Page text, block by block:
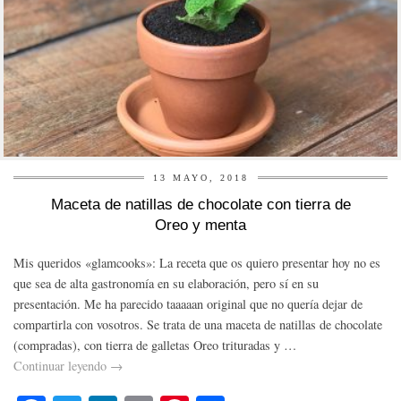
13 MAYO, 2018
Maceta de natillas de chocolate con tierra de
Oreo y menta
Mis queridos «glamcooks»: La receta que os quiero presentar hoy no es
que sea de alta gastronomía en su elaboración, pero sí en su
presentación. Me ha parecido taaaaan original que no quería dejar de
compartirla con vosotros. Se trata de una maceta de natillas de chocolate
(compradas), con tierra de galletas Oreo trituradas y …
Continuar leyendo →